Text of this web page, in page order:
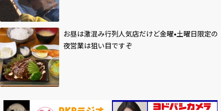
お昼は激混み行列人気店だけど金曜•土曜日限定の
夜営業は狙い目ですぞ